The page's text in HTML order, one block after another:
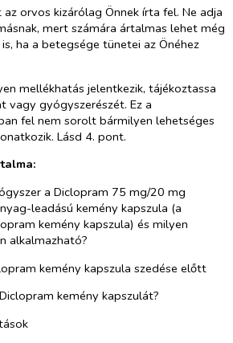
orvos kizárólag Önnek írta fel. Ne adja
mert számára ártalmas lehet még
ha a betegsége tünetei az Önéhez
mellékhatás jelentkezik, tájékoztassa
vagy gyógyszerészét. Ez a
fel nem sorolt bármilyen lehetséges
Lásd 4. pont.
a Diclopram 75 mg/20 mg
leadású kemény kapszula (a
kemény kapszula) és milyen
alkalmazható?
kemény kapszula szedése előtt
kemény kapszulát?